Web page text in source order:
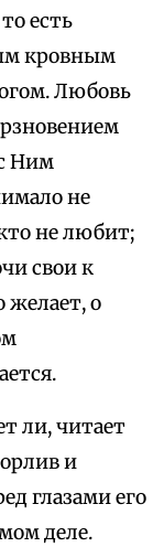
есть
кровным
Любовь
Ним
не
не любит;
свои к
желает, о
ли, читает
и
глазами его
деле.